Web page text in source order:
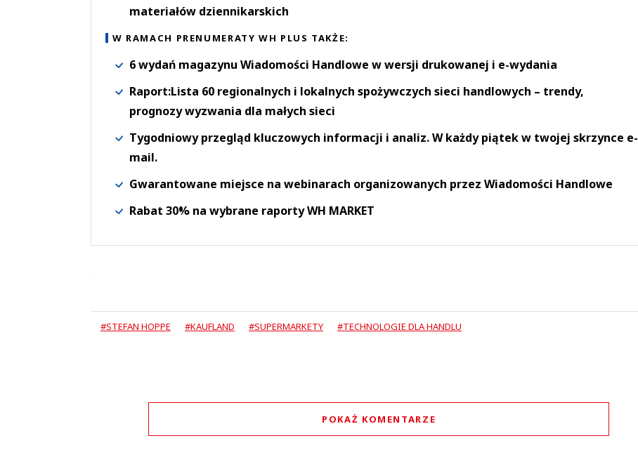
materiałów dziennikarskich
W RAMACH PRENUMERATY WH PLUS TAKŻE:
6 wydań magazynu Wiadomości Handlowe w wersji drukowanej i e-wydania
Raport:Lista 60 regionalnych i lokalnych spożywczych sieci handlowych – trendy,
prognozy wyzwania dla małych sieci
Tygodniowy przegląd kluczowych informacji i analiz. W każdy piątek w twojej skrzynce e-
mail.
Gwarantowane miejsce na webinarach organizowanych przez Wiadomości Handlowe
Rabat 30% na wybrane raporty WH MARKET
#STEFAN HOPPE #KAUFLAND #SUPERMARKETY #TECHNOLOGIE DLA HANDLU
POKAŻ KOMENTARZE